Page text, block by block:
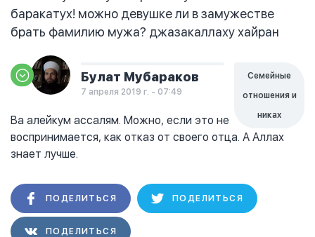
баракатух! можно девушке ли в замужестве
брать фамилию мужа? джазакаллаху хайран
Булат Мубараков
7 апреля 2019 г. - 07:49
Семейные
отношения и
никах
Ва алейкум ассалям. Можно, если это не
воспринимается, как отказ от своего отца. А Аллах
знает лучше.
ПОДЕЛИТЬСЯ ПОДЕЛИТЬСЯ
ПОДЕЛИТЬСЯ